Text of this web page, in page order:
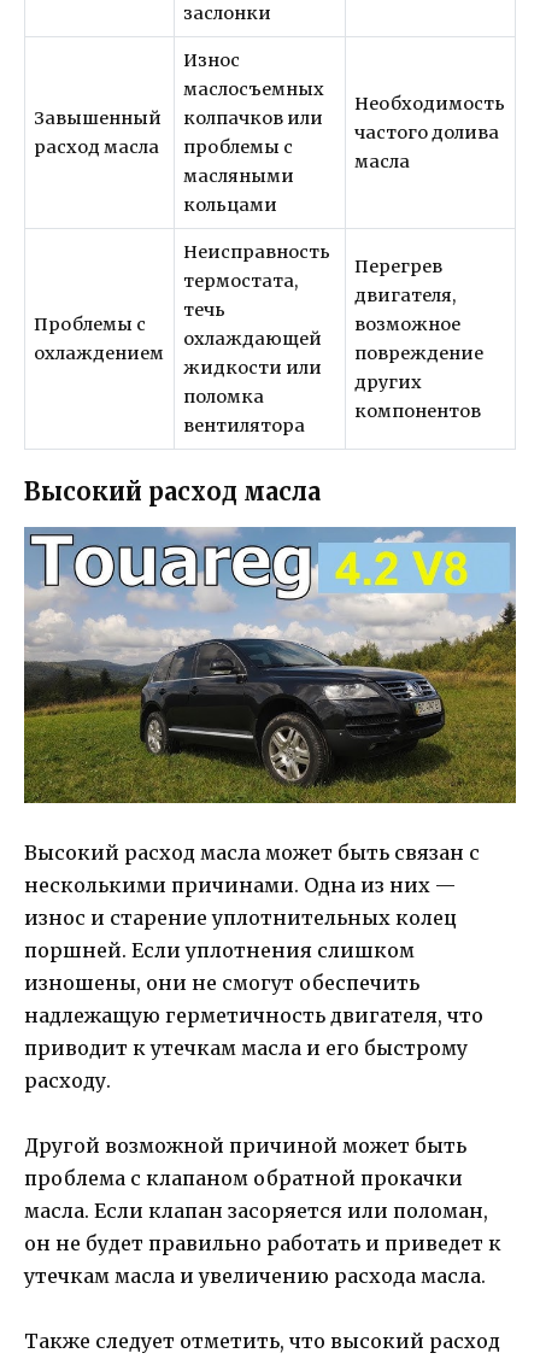
заслонки
Завышенный
расход масла
Износ
маслосъемных
колпачков или
проблемы с
масляными
кольцами
Необходимость
частого долива
масла
Проблемы с
охлаждением
Неисправность
термостата,
течь
охлаждающей
жидкости или
поломка
вентилятора
Перегрев
двигателя,
возможное
повреждение
других
компонентов
Высокий расход масла
Высокий расход масла может быть связан с
несколькими причинами. Одна из них —
износ и старение уплотнительных колец
поршней. Если уплотнения слишком
изношены, они не смогут обеспечить
надлежащую герметичность двигателя, что
приводит к утечкам масла и его быстрому
расходу.
Другой возможной причиной может быть
проблема с клапаном обратной прокачки
масла. Если клапан засоряется или поломан,
он не будет правильно работать и приведет к
утечкам масла и увеличению расхода масла.
Также следует отметить, что высокий расход